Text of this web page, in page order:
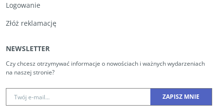
Logowanie
Złóż reklamację
NEWSLETTER
Czy chcesz otrzymywać informacje o nowościach i ważnych wydarzeniach
na naszej stronie?